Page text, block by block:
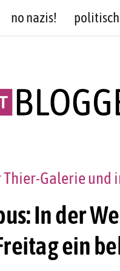
no nazis! politisch
In der
ein
Galerie